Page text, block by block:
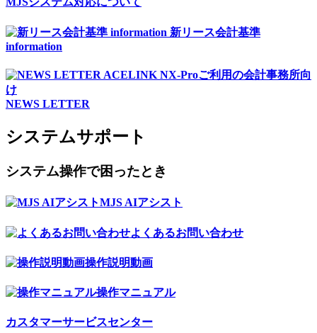
新リース会計基準
information
ACELINK NX-Proご利用の会計事務所向
け
NEWS LETTER
システムサポート
システム操作で困ったとき
MJS AIアシスト
よくあるお問い合わせ
操作説明動画
操作マニュアル
カスタマーサービスセンター